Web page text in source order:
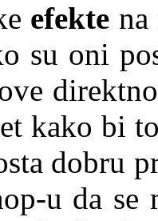
efekte
su oni
kako bi
dobru
u da